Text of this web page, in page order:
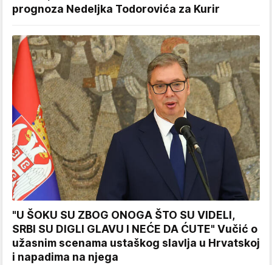
prognoza Nedeljka Todorovića za Kurir
"U ŠOKU SU ZBOG ONOGA ŠTO SU VIDELI,
SRBI SU DIGLI GLAVU I NEĆE DA ĆUTE" Vučić o
užasnim scenama ustaškog slavlja u Hrvatskoj
i napadima na njega